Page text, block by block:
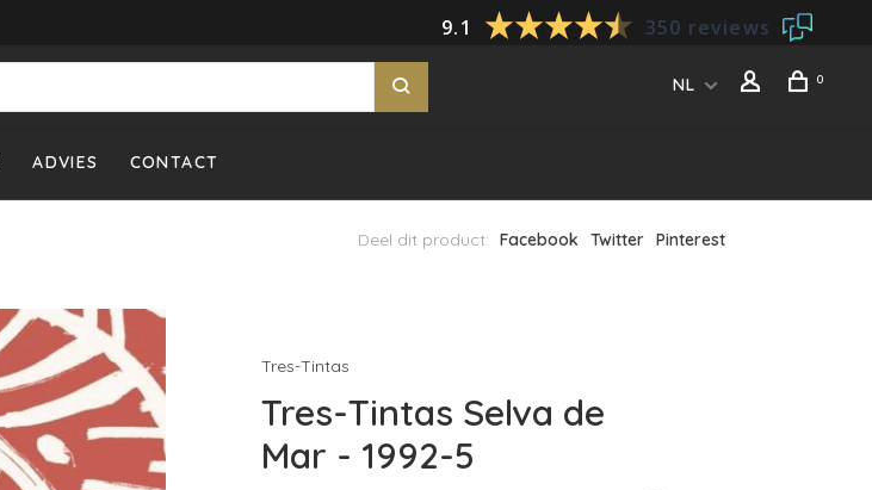
9.1 350 reviews
NL 0
ADVIES CONTACT
Deel dit product: Facebook Twitter Pinterest
Tres-Tintas
Tres-Tintas Selva de
Mar - 1992-5